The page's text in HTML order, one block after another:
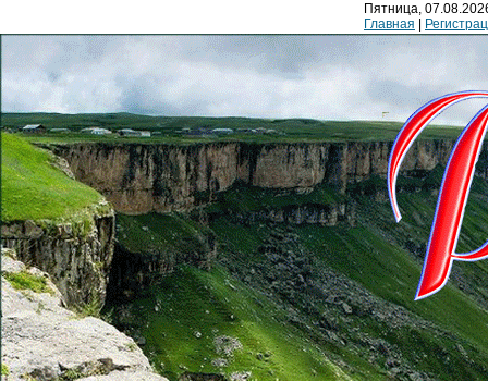
Пятница,
Главная